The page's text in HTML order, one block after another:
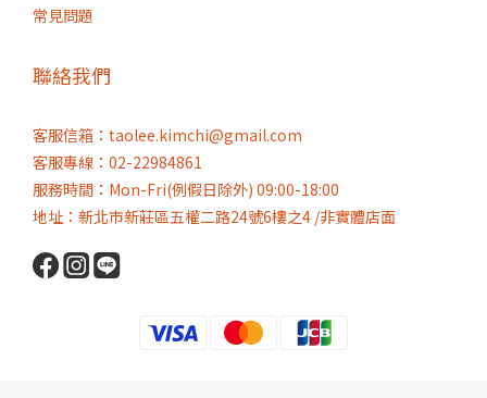
常見問題
聯絡我們
客服信箱：taolee.kimchi@gmail.com
客服專線：02-22984861
服務時間：Mon-Fri(例假日除外) 09:00-18:00
地址：新北市新莊區五權二路24號6樓之4 /非實體店面